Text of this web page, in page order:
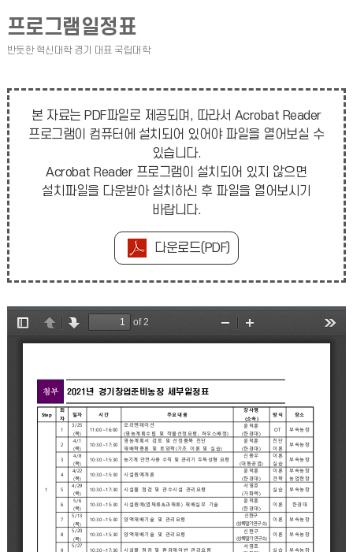
프로그램일정표
본 자료는 PDF파일로 제공되며, 따라서 Acrobat Reader
프로그램이 컴퓨터에 설치되어 있어야 파일을 열어보실 수
있습니다.
Acrobat Reader 프로그램이 설치되어 있지 않으면
설치파일을 다운받아 설치하신 후 파일을 열어보시기
바랍니다.
다운로드(PDF)